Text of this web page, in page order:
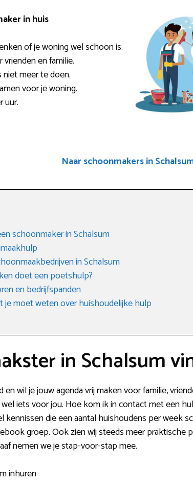
in huis
of je woning wel schoon is.
en familie.
meer te doen.
voor je woning.
uur.
Naar schoonmakers in
schoonmaker in Schalsum
in Schalsum
doet een poetshulp?
en bedrijfspanden
je moet weten over huishoudelijke hulp
in Schalsum
wil je jouw agenda vrij maken voor familie,
iets voor jou. Hoe kom ik in contact met een
kennissen die een aantal huishoudens per week
groep. Ook zien wij steeds meer praktische
nemen we je stap-voor-stap mee.
inhuren